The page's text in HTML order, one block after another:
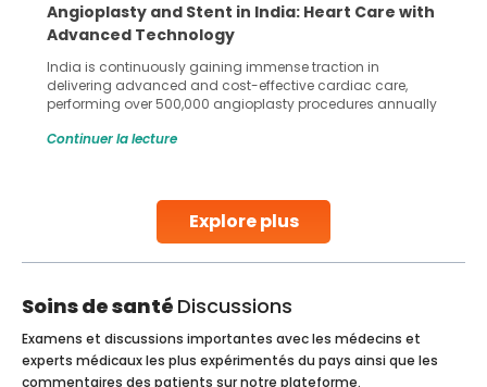
Explore plus
Angioplasty and Stent in India: Heart Care with
Advanced Technology
India is continuously gaining immense traction in
delivering advanced and cost-effective cardiac care,
performing over 500,000 angioplasty procedures annually
globe are searching for treatments like angioplasty and
Studies, such as one published
Continuer la lecture
Soins de santé Discussions
Examens et discussions importantes avec les médecins et
experts médicaux les plus expérimentés du pays ainsi que les
commentaires des patients sur notre plateforme.